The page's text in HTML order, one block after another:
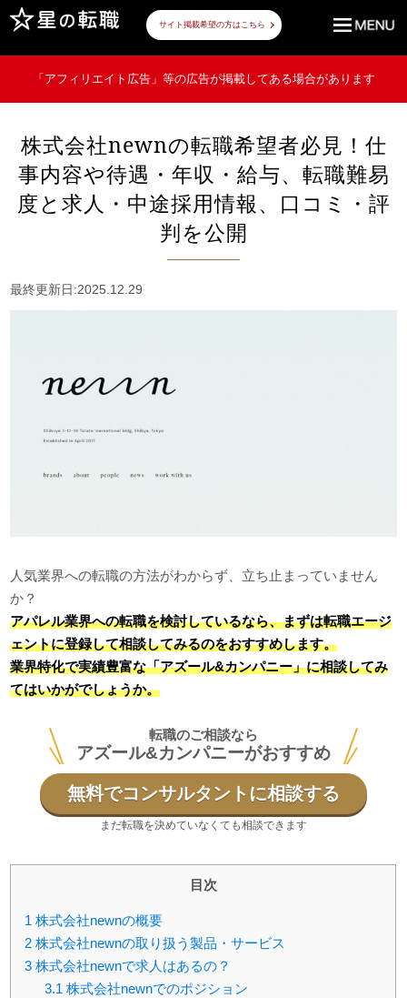
サイト掲載希望の方はこちら
「アフィリエイト広告」等の広告が掲載してある場合があります
株式会社newnの転職希望者必見！仕
事内容や待遇・年収・給与、転職難易
度と求人・中途採用情報、口コミ・評
判を公開
最終更新日:2025.12.29
人気業界への転職の方法がわからず、立ち止まっていません
か？
アパレル業界への転職を検討しているなら、まずは転職エージ
ェントに登録して相談してみるのをおすすめします。
業界特化で実績豊富な「アズール&カンパニー」に相談してみ
てはいかがでしょうか。
転職のご相談なら
アズール&カンパニーがおすすめ
無料でコンサルタントに相談する
まだ転職を決めていなくても相談できます
目次
1 株式会社newnの概要
2 株式会社newnの取り扱う製品・サービス
3 株式会社newnで求人はあるの？
3.1 株式会社newnでのポジション